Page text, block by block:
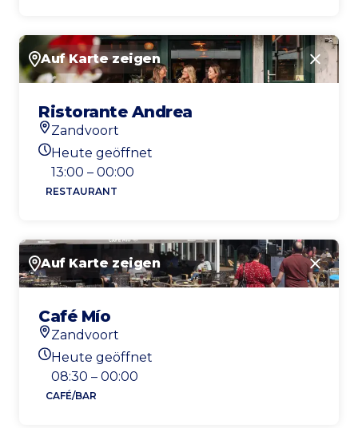
Auf Karte zeigen
Ristorante Andrea
Standort
Zandvoort
Heutigen Öffnungszeiten
Heute geöffnet
13:00 – 00:00
RESTAURANT
Auf Karte zeigen
Café Mío
Standort
Zandvoort
Heutigen Öffnungszeiten
Heute geöffnet
08:30 – 00:00
CAFÉ/BAR